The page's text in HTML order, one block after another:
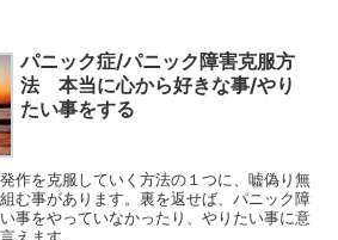
パニック症/パニック障害克服方
法 本当に心から好きな事/やり
たい事をする
作を克服していく方法の１つに、嘘偽り無
む事があります。裏を返せば、パニック障
事をやっていなかったり、やりたい事に意